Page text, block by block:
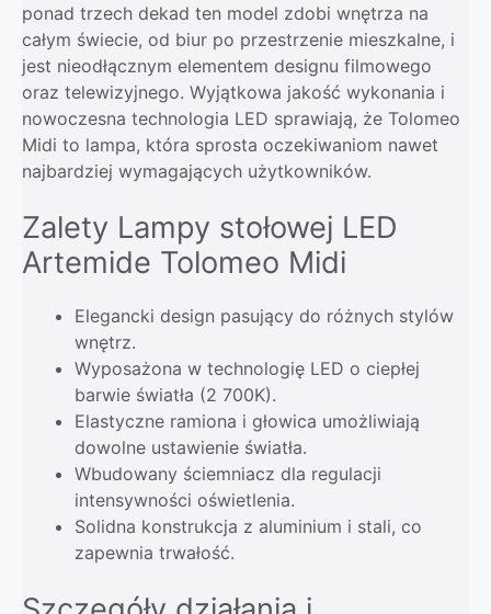
ponad trzech dekad ten model zdobi wnętrza na
całym świecie, od biur po przestrzenie mieszkalne, i
jest nieodłącznym elementem designu filmowego
oraz telewizyjnego. Wyjątkowa jakość wykonania i
nowoczesna technologia LED sprawiają, że Tolomeo
Midi to lampa, która sprosta oczekiwaniom nawet
najbardziej wymagających użytkowników.
Zalety Lampy stołowej LED
Artemide Tolomeo Midi
Elegancki design pasujący do różnych stylów
wnętrz.
Wyposażona w technologię LED o ciepłej
barwie światła (2 700K).
Elastyczne ramiona i głowica umożliwiają
dowolne ustawienie światła.
Wbudowany ściemniacz dla regulacji
intensywności oświetlenia.
Solidna konstrukcja z aluminium i stali, co
zapewnia trwałość.